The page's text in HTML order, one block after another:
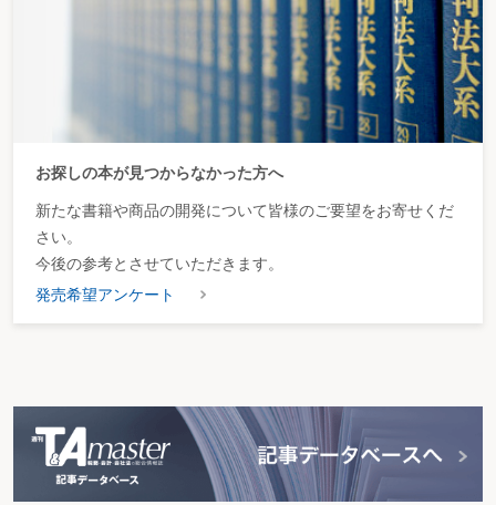
お探しの本が見つからなかった方へ
新たな書籍や商品の開発について皆様のご要望をお寄せくだ
さい。
今後の参考とさせていただきます。
発売希望アンケート